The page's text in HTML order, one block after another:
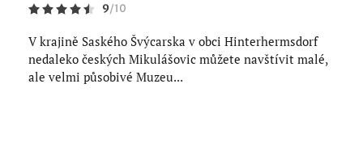
9/10
V krajině Saského Švýcarska v obci Hinterhermsdorf
nedaleko českých Mikulášovic můžete navštívit malé,
ale velmi působivé Muzeu...